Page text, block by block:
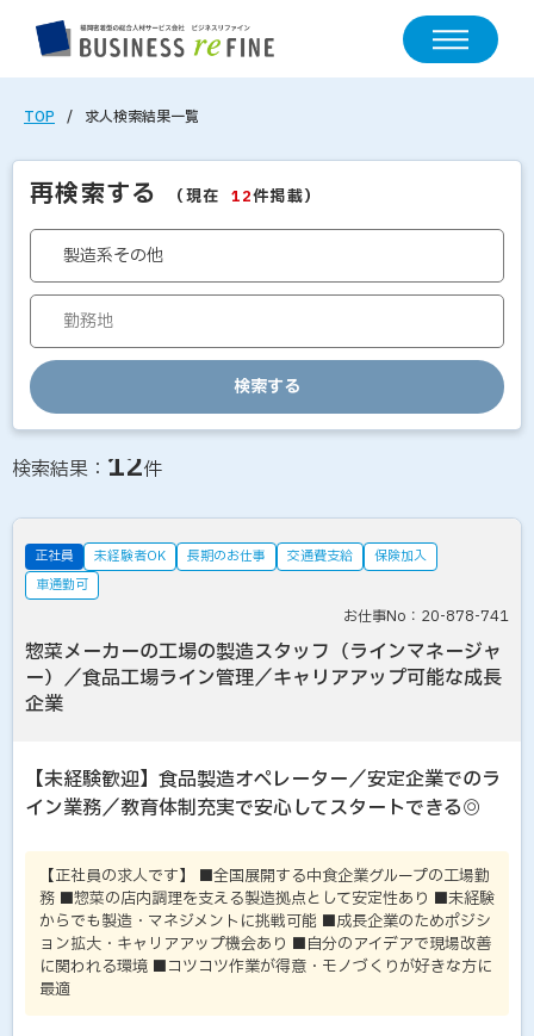
TOP 求人検索結果一覧
再検索する （現在 12件掲載）
検索する
求人情報の検索結果一覧
検索結果： 12件
正社員 未経験者OK 長期のお仕事 交通費支給
保険加入
車通勤可
お仕事No：20-878-741
惣菜メーカーの工場の製造スタッフ（ラインマネージャ
ー）／食品工場ライン管理／キャリアアップ可能な成長
企業
【未経験歓迎】食品製造オペレーター／安定企業でのラ
イン業務／教育体制充実で安心してスタートできる◎
【正社員の求人です】 ■全国展開する中食企業グループの工場勤
務 ■惣菜の店内調理を支える製造拠点として安定性あり ■未経験
からでも製造・マネジメントに挑戦可能 ■成長企業のためポジシ
ョン拡大・キャリアアップ機会あり ■自分のアイデアで現場改善
に関われる環境 ■コツコツ作業が得意・モノづくりが好きな方に
最適